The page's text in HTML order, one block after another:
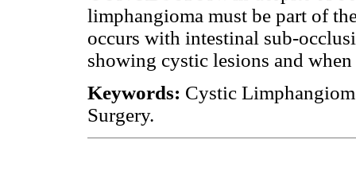
limphangioma must be part of
occurs with intestinal sub-
showing cystic lesions and
Keywords: Cystic
Surgery.